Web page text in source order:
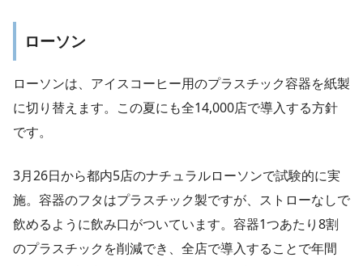
ローソン
ローソンは、アイスコーヒー用のプラスチック容器を紙製
に切り替えます。この夏にも全14,000店で導入する方針
です。
3月26日から都内5店のナチュラルローソンで試験的に実
施。容器のフタはプラスチック製ですが、ストローなしで
飲めるように飲み口がついています。容器1つあたり8割
のプラスチックを削減でき、全店で導入することで年間